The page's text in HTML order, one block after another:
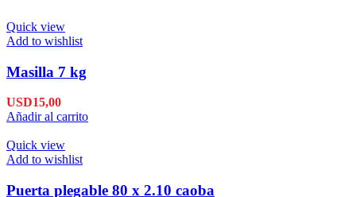
Quick view
Add to wishlist
Masilla 7 kg
USD15,00
Añadir al carrito
Quick view
Add to wishlist
Puerta plegable 80 x 2.10 caoba